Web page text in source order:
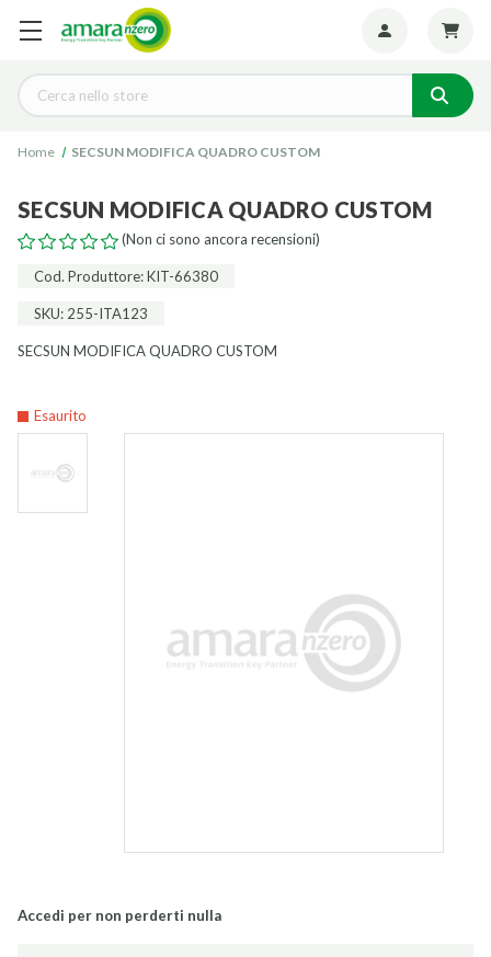
Cerca
Home SECSUN MODIFICA QUADRO CUSTOM
SECSUN MODIFICA QUADRO CUSTOM
(Non ci sono ancora recensioni)
Cod. Produttore: KIT-66380
SKU: 255-ITA123
SECSUN MODIFICA QUADRO CUSTOM
Esaurito
Accedi per non perderti nulla